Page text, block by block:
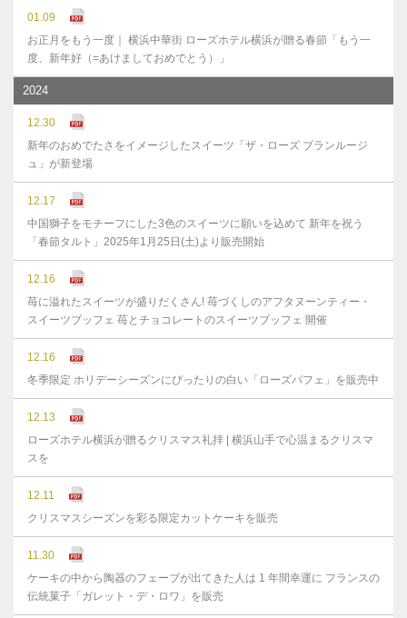
01.09
お正月をもう一度｜ 横浜中華街 ローズホテル横浜が贈る春節「もう一
度、新年好（=あけましておめでとう）」
2024
12.30
新年のおめでたさをイメージしたスイーツ「ザ・ローズ ブランルージ
ュ」が新登場
12.17
中国獅子をモチーフにした3色のスイーツに願いを込めて 新年を祝う
「春節タルト」2025年1月25日(土)より販売開始
12.16
苺に溢れたスイーツが盛りだくさん! 苺づくしのアフタヌーンティー・
スイーツブッフェ 苺とチョコレートのスイーツブッフェ 開催
12.16
冬季限定 ホリデーシーズンにぴったりの白い「ローズパフェ」を販売中
12.13
ローズホテル横浜が贈るクリスマス礼拝 | 横浜山手で心温まるクリスマ
スを
12.11
クリスマスシーズンを彩る限定カットケーキを販売
11.30
ケーキの中から陶器のフェーブが出てきた人は 1 年間幸運に フランスの
伝統菓子「ガレット・デ・ロワ」を販売